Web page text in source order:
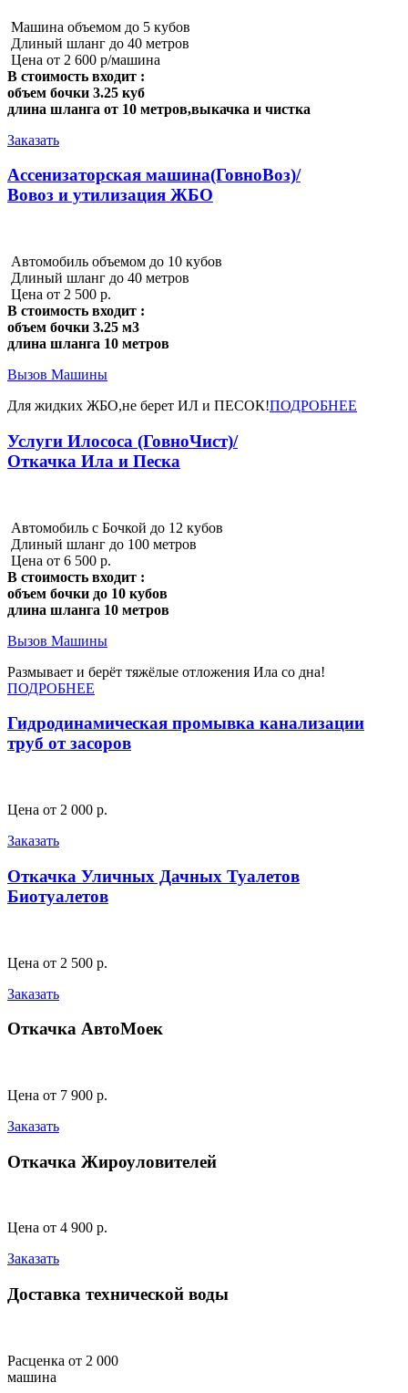
Машина объемом до 5 кубов
Длиный шланг до 40 метров
Цена от 2 600 р/машина
В стоимость входит :
объем бочки 3.25 куб
длина шланга от 10 метров,выкачка и чистка
Заказать
Ассенизаторская машина(ГовноВоз)/
Вовоз и утилизация ЖБО
Автомобиль объемом до 10 кубов
Длиный шланг до 40 метров
Цена от 2 500 р.
В стоимость входит :
объем бочки 3.25 м3
длина шланга 10 метров
Вызов Машины
Для жидких ЖБО,не берет ИЛ и ПЕСОК!ПОДРОБНЕЕ
Услуги Илососа (ГовноЧист)/
Откачка Ила и Песка
Автомобиль с Бочкой до 12 кубов
Длиный шланг до 100 метров
Цена от 6 500 р.
В стоимость входит :
объем бочки до 10 кубов
длина шланга 10 метров
Вызов Машины
Размывает и берёт тяжёлые отложения Ила со дна!
ПОДРОБНЕЕ
Гидродинамическая промывка канализации
труб от засоров
Цена от 2 000 р.
Заказать
Откачка Уличных Дачных Туалетов
Биотуалетов
Цена от 2 500 р.
Заказать
Откачка АвтоМоек
Цена от 7 900 р.
Заказать
Откачка Жироуловителей
Цена от 4 900 р.
Заказать
Доставка технической воды
Расценка от 2 000
машина